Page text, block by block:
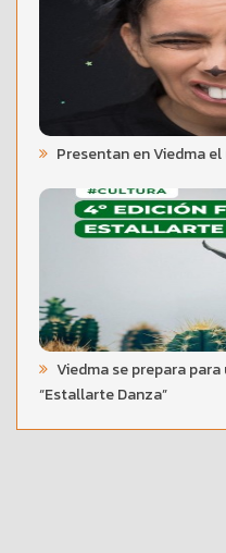
Presentan en Viedma el
Viedma se prepara
“Estallarte Danza”